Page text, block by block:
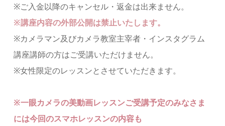
※ご入金以降のキャンセル・返金は出来ません。
※講座内容の外部公開は禁止いたします。
※カメラマン及びカメラ教室主宰者・インスタグラム
講座講師の方はご受講いただけません。
※女性限定のレッスンとさせていただきます。
※一眼カメラの美動画レッスンご受講予定のみなさま
には今回のスマホレッスンの内容も